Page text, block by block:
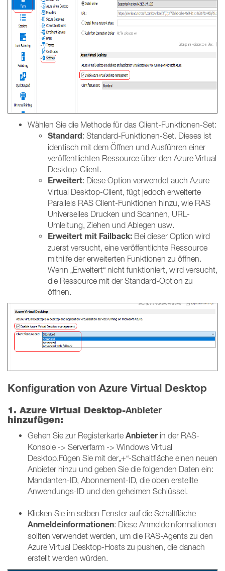
Wählen Sie die Methode für das Client-Funktionen-Set:
Standard: Standard-Funktionen-Set. Dieses ist
identisch mit dem Öffnen und Ausführen einer
veröffentlichten Ressource über den Azure Virtual
Desktop-Client.
Erweitert: Diese Option verwendet auch Azure
Virtual Desktop-Client, fügt jedoch erweiterte
Parallels RAS Client-Funktionen hinzu, wie RAS
Universelles Drucken und Scannen, URL-
Umleitung, Ziehen und Ablegen usw.
Erweitert mit Failback: Bei dieser Option wird
zuerst versucht, eine veröffentlichte Ressource
mithilfe der erweiterten Funktionen zu öffnen.
Wenn „Erweitert“ nicht funktioniert, wird versucht,
die Ressource mit der Standard-Option zu
öffnen.
Konfiguration von Azure Virtual Desktop
1. Azure Virtual Desktop-Anbieter
hinzufügen:
Gehen Sie zur Registerkarte Anbieterin der RAS-
Konsole -> Serverfarm -> Windows Virtual
Desktop.Fügen Sie mit der„+“-Schaltfläche einen neuen
Anbieter hinzu und geben Sie die folgenden Daten ein:
Mandanten-ID, Abonnement-ID, die oben erstellte
Anwendungs-ID und den geheimen Schlüssel.
Klicken Sie im selben Fenster auf die Schaltfläche
Anmeldeinformationen: Diese Anmeldeinformationen
sollten verwendet werden, um die RAS-Agents zu den
Azure Virtual Desktop-Hosts zu pushen, die danach
erstellt werden würden.